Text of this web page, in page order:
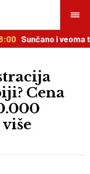
Sunčano i veoma
Cena